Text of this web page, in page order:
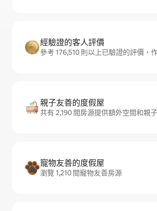
經驗證的客人評價
參考 176,510 則以上已驗證的評價，
親子友善的度假屋
共有 2,190 間房源提供額外空間和親
寵物友善的度假屋
瀏覽 1,210 間寵物友善房源